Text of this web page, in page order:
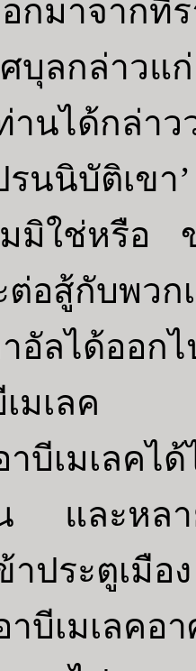
กมาจากที่
บุลกล่าวแ
นได้กล่าว
ปรนนิบัติเ
มมิใช่หรือ
อสู้กับพวก
อัลได้ออก
มเลค
บีเมเลคไ
และหลา
าประตูเมือง
บีเมเลคอ